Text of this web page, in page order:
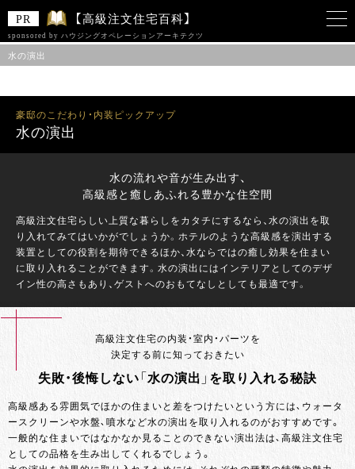
【高級注文住宅百科】
sponsored by ハウジングオペレーションアーキテクツ
水の演出
豪邸のこだわり・内装ピックアップ
水の演出
水の流れや音が生み出す、
高級感と癒しあふれる豊かな住空間
高級注文住宅らしい上質な暮らしをカタチにするなら、水の演出を取
り入れてみてはいかがでしょうか。ホテルのような高級感を演出する
装置としての役割を期待できるほか、水ならではの癒し効果を住まい
に取り入れることができます。水の演出にはインテリアとしてのデザ
イン性の高さもあり、ゲストへのおもてなしとしても最適です。
高級注文住宅の内装・室内・パーツを
決定する前に知っておきたい
失敗・後悔しない「水の演出」を取り入れる秘訣
高級感ある雰囲気でほかの住まいと差をつけたいという方には、ウォータ
ースクリーンや水盤、噴水など水の演出を取り入れるのがおすすめです。
一般的な住まいではなかなか見ることのできない演出法は、高級注文住宅
としての品格を生み出してくれるでしょう。